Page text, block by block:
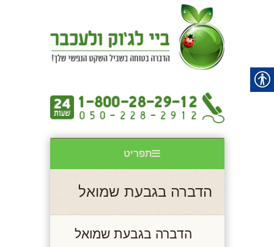
תפריט
הדברה בגבעת שמואל
הדברה בגבעת שמואל